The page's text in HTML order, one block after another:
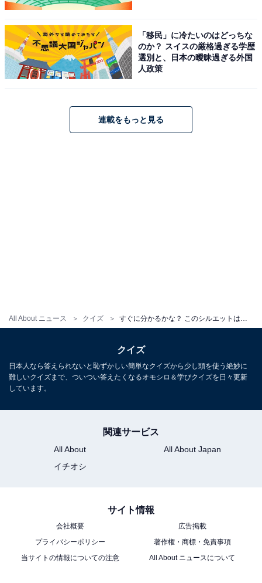
All About ニュース クイズ
「移民」に冷たいのはどっちな
のか？ スイスの厳格過ぎる学歴
選別と、日本の曖昧過ぎる外国
人政策
連載をもっと見る
クイズ
日本人なら答えられないと恥ずかしい簡単なクイズから少し頭を使う絶妙に
難しいクイズまで、ついつい答えたくなるオモシロ＆学びクイズを日々更新
しています。
関連サービス
All About
All About Japan
イチオシ
サイト情報
会社概要
広告掲載
プライバシーポリシー
著作権・商標・免責事項
当サイトの情報についての注意
All About ニュースについて